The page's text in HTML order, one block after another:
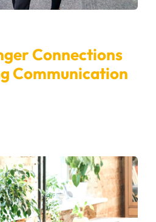
Connections
Communication